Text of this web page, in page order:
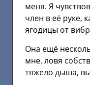
меня. Я
член в её руке,
ягодицы от
Она ещё
мне, ловя
тяжело дыша,